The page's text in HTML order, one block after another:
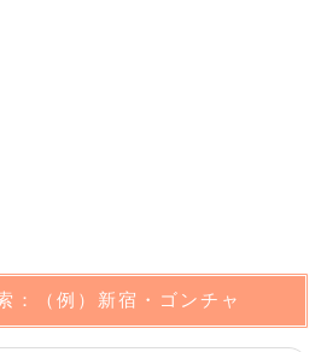
：（例）新宿・ゴンチャ